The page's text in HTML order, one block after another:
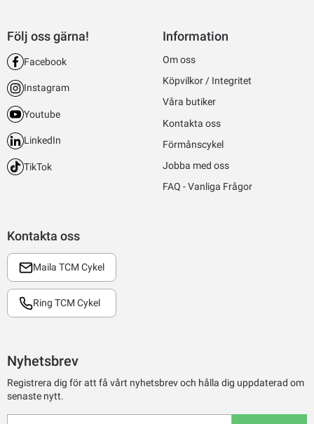
Kontakta oss
Maila TCM Cykel
Ring TCM Cykel
Följ oss gärna!
Facebook
Instagram
Youtube
LinkedIn
TikTok
Information
Om oss
Köpvilkor / Integritet
Våra butiker
Kontakta oss
Förmånscykel
Jobba med oss
FAQ - Vanliga Frågor
Nyhetsbrev
Registrera dig för att få vårt nyhetsbrev och hålla dig uppdaterad om
senaste nytt.